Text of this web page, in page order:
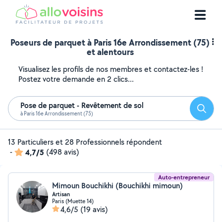
Poseurs de parquet à Paris 16e Arrondissement (75)
et alentours
Visualisez les profils de nos membres et contactez-les !
Postez votre demande en 2 clics...
Pose de parquet - Revêtement de sol
à Paris 16e Arrondissement (75)
13 Particuliers et 28 Professionnels répondent
-
4,7/5 (498 avis)
Auto-entrepreneur
Mimoun Bouchikhi (Bouchikhi mimoun)
Artisan
Paris (Muette 14)
4,6/5 (19 avis)